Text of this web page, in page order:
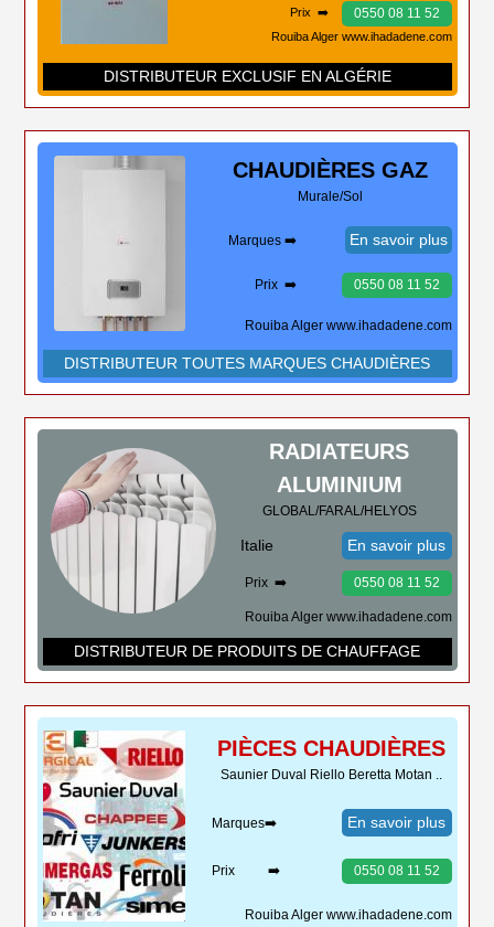
Prix ➡️ 0550 08 11 52
Rouiba Alger www.ihadadene.com
DISTRIBUTEUR EXCLUSIF EN ALGÉRIE
CHAUDIÈRES GAZ
Murale/Sol
Marques ➡️ En savoir plus
Prix ➡️ 0550 08 11 52
Rouiba Alger www.ihadadene.com
DISTRIBUTEUR TOUTES MARQUES CHAUDIÈRES
RADIATEURS
ALUMINIUM
GLOBAL/FARAL/HELYOS
Italie En savoir plus
Prix ➡️ 0550 08 11 52
Rouiba Alger www.ihadadene.com
DISTRIBUTEUR DE PRODUITS DE CHAUFFAGE
PIÈCES CHAUDIÈRES
Saunier Duval Riello Beretta Motan ..
Marques➡️ En savoir plus
Prix ➡️ 0550 08 11 52
Rouiba Alger www.ihadadene.com